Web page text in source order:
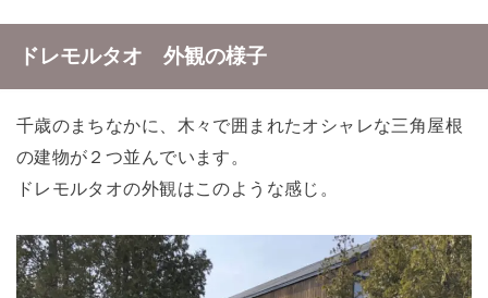
ドレモルタオ 外観の様子
千歳のまちなかに、木々で囲まれたオシャレな三角屋根
の建物が２つ並んでいます。
ドレモルタオの外観はこのような感じ。